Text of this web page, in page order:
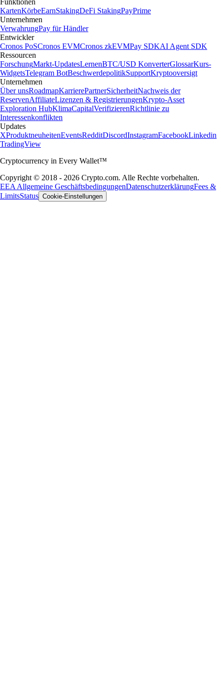
Funktionen
KartenKörbeEarnStakingDeFi StakingPayPrime
Unternehmen
VerwahrungPay für Händler
Entwickler
Cronos PoSCronos EVMCronos zkEVMPay SDKAI Agent SDK
Ressourcen
ForschungMarkt-UpdatesLernenBTC/USD KonverterGlossarKurs-
WidgetsTelegram BotBeschwerdepolitikSupportKryptooversigt
Unternehmen
Über unsRoadmapKarrierePartnerSicherheitNachweis der
ReservenAffiliateLizenzen & RegistrierungenKrypto-Asset
Exploration HubKlimaCapitalVerifizierenRichtlinie zu
Interessenkonflikten
Updates
XProduktneuheitenEventsRedditDiscordInstagramFacebookLinkedin
TradingView
Cryptocurrency in Every Wallet™
Copyright © 2018 - 2026 Crypto.com. Alle Rechte vorbehalten.
EEA Allgemeine GeschäftsbedingungenDatenschutzerklärungFees &
LimitsStatus Cookie-Einstellungen